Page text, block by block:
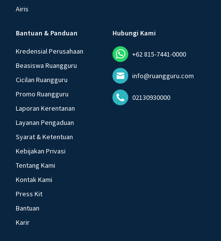
Airis
Bantuan & Panduan
Kredensial Perusahaan
Beasiswa Ruangguru
Cicilan Ruangguru
Promo Ruangguru
Laporan Kerentanan
Layanan Pengaduan
Syarat & Ketentuan
Kebijakan Privasi
Tentang Kami
Kontak Kami
Press Kit
Bantuan
Karir
Hubungi Kami
+62 815-7441-0000
info@ruangguru.com
02130930000